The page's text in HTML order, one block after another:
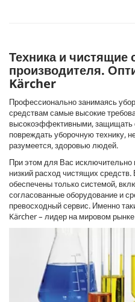
Техника и чистящие
производителя.
Kärcher
Профессионально занимаясь
средствам самые высокие
высокоэффективными, защищать
повреждать уборочную технику,
разумеется, здоровью людей.
При этом для Вас исключительно
низкий расход чистящих
обеспечены только системой,
согласованные оборудование и
превосходный сервис. Именно
Kärcher – лидер на мировом